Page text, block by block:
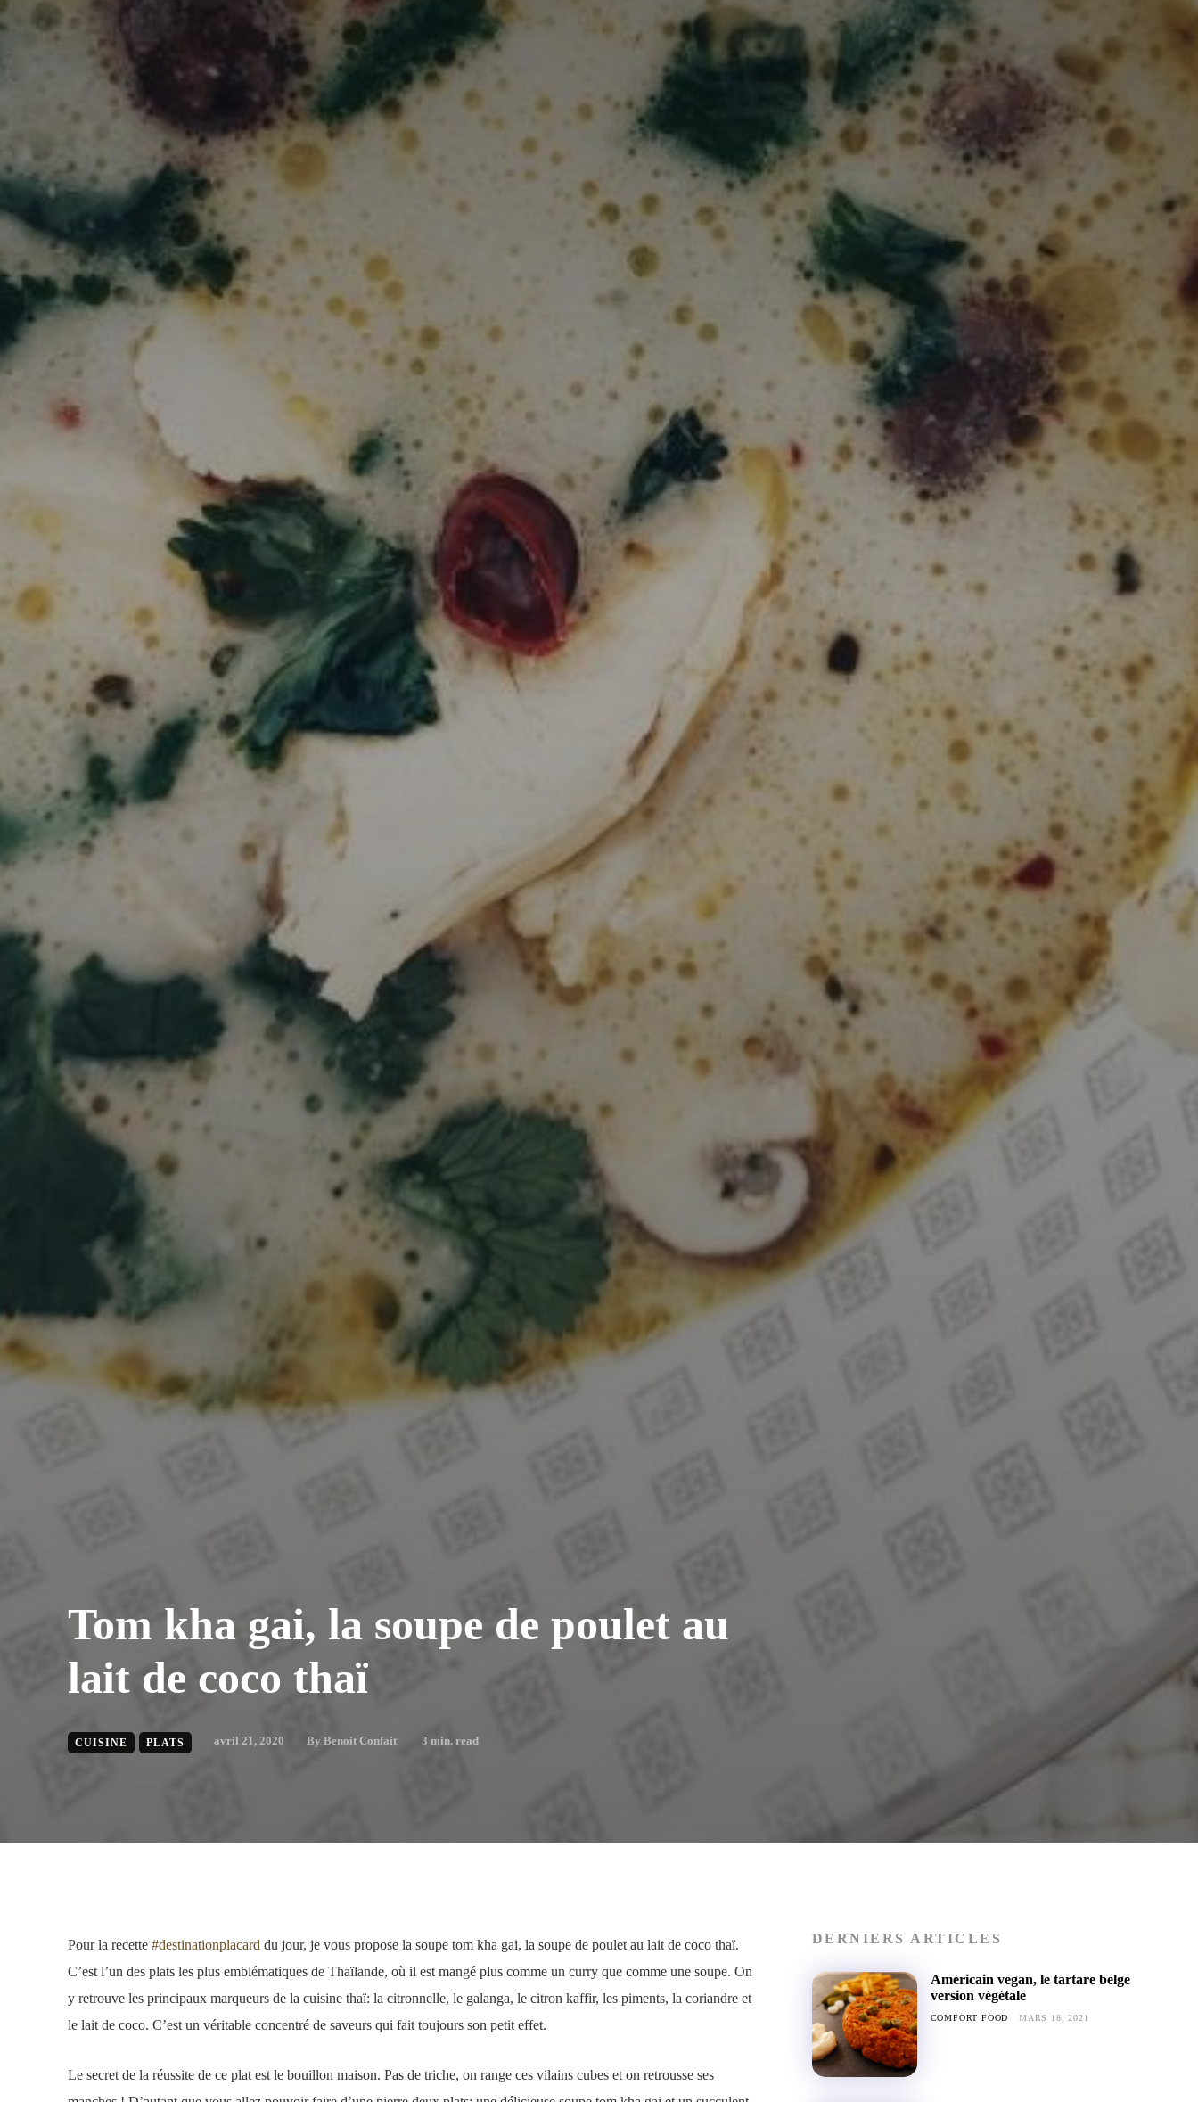
Tom kha gai, la soupe de poulet au
lait de coco thaï
CUISINE PLATS avril 21, 2020 By Benoit Confait 3 min. read
Pour la recette #destinationplacard du jour, je vous propose la soupe tom kha gai, la soupe de poulet au lait de coco thaï.
C’est l’un des plats les plus emblématiques de Thaïlande, où il est mangé plus comme un curry que comme une soupe. On
y retrouve les principaux marqueurs de la cuisine thaï: la citronnelle, le galanga, le citron kaffir, les piments, la coriandre et
le lait de coco. C’est un véritable concentré de saveurs qui fait toujours son petit effet.
Le secret de la réussite de ce plat est le bouillon maison. Pas de triche, on range ces vilains cubes et on retrousse ses
DERNIERS ARTICLES
Américain vegan, le tartare belge
version végétale
COMFORT FOOD MARS 18, 2021